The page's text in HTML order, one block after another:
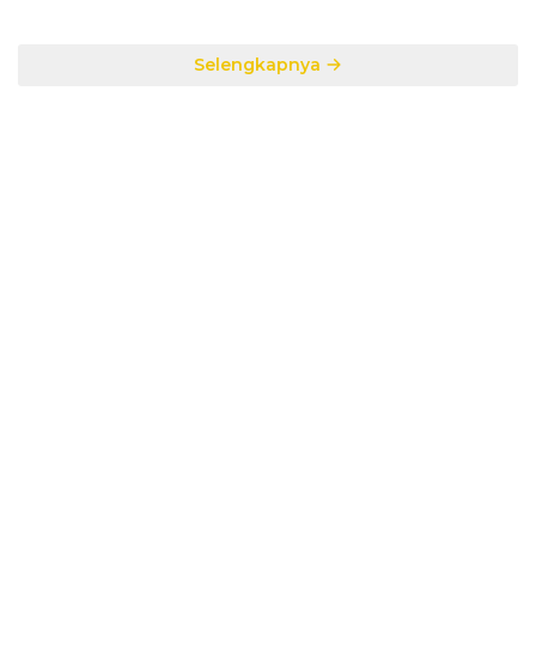
Selengkapnya